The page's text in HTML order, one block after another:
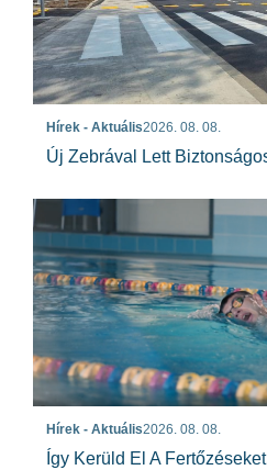
Hírek - Aktuális2026. 08. 08.
Új Zebrával Lett
Hírek - Aktuális2026. 08. 08.
Így Kerüld El A